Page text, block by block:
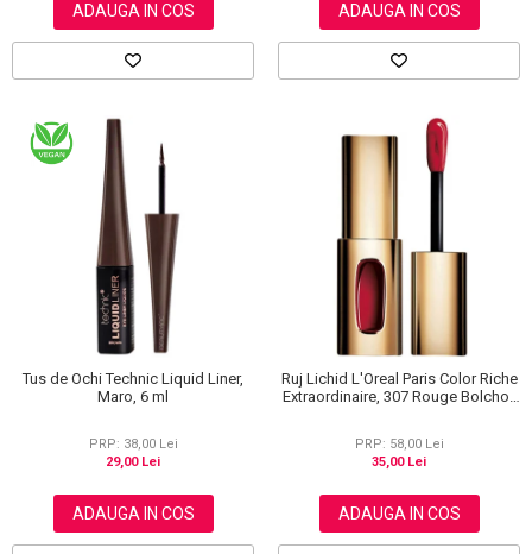
ADAUGA IN COS ADAUGA IN COS
Tus de Ochi Technic Liquid Liner,
Maro, 6 ml
PRP: 38,00 Lei
29,00 Lei
ADAUGA IN COS
Ruj Lichid L'Oreal Paris Color Riche
Extraordinaire, 307 Rouge Bolchoi,
PRP: 58,00 Lei
35,00 Lei
ADAUGA IN COS